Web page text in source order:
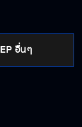
EP อื่นๆ